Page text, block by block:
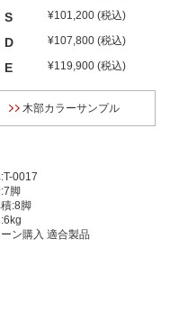
S ¥101,200 (税込)
D ¥107,800 (税込)
E ¥119,900 (税込)
木部カラーサンプル
0017
脚
:8脚
ン購入 適合製品